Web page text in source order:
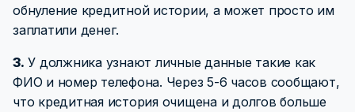
обнуление кредитной истории, а может просто им
заплатили денег.
3. У должника узнают личные данные такие как
ФИО и номер телефона. Через 5-6 часов сообщают,
что кредитная история очищена и долгов больше